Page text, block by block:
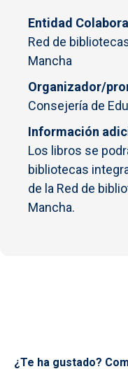
Entidad
Red de
Mancha
Organizador/
Consejería de
Información
Los libros se
bibliotecas
de la Red de
Mancha.
¿Te ha gustado?